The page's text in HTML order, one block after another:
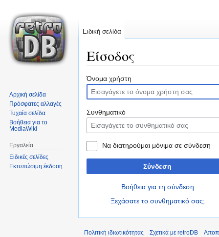
Είσοδος
Μετάβαση
στην
πλοήγηση
Πήδηση
στην
αναζήτηση
Όνομα χρήστη
Συνθηματικό
Να διατηρούμαι μόνιμα σε σύνδεση
Σύνδεση
Βοήθεια για τη σύνδεση
Ξεχάσατε το συνθηματικό σας;
Ειδική σελίδα
Αρχική σελίδα
Πρόσφατες αλλαγές
Τυχαία σελίδα
Βοήθεια για το
MediaWiki
Εργαλεία
Ειδικές σελίδες
Εκτυπώσιμη έκδοση
Πολιτική ιδιωτικότητας Σχετικά με retroDB